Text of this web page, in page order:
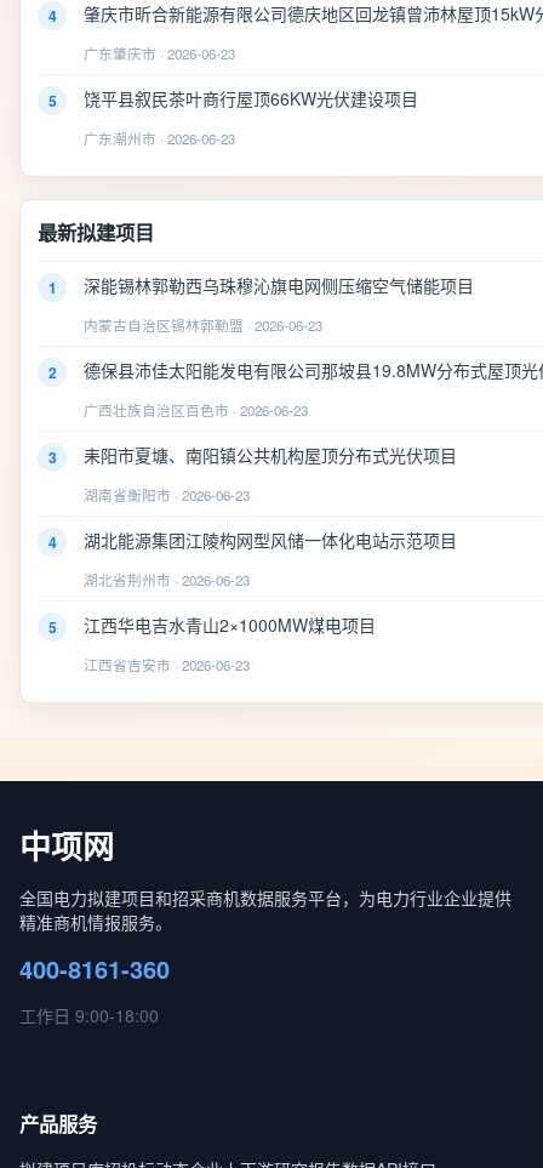
4 肇庆市昕合新能源有限公司德庆地区回龙镇曾沛林屋顶15kW
广东肇庆市 · 2026-06-23
5 饶平县叙民茶叶商行屋顶66KW光伏建设项目
广东潮州市 · 2026-06-23
最新拟建项目
1 深能锡林郭勒西乌珠穆沁旗电网侧压缩空气储能项目
内蒙古自治区锡林郭勒盟 · 2026-06-23
2 德保县沛佳太阳能发电有限公司那坡县19.8MW分布式屋顶
广西壮族自治区百色市 · 2026-06-23
3 耒阳市夏塘、南阳镇公共机构屋顶分布式光伏项目
湖南省衡阳市 · 2026-06-23
4 湖北能源集团江陵构网型风储一体化电站示范项目
湖北省荆州市 · 2026-06-23
5 江西华电吉水青山2×1000MW煤电项目
江西省吉安市 · 2026-06-23
中项网
全国电力拟建项目和招采商机数据服务平台，为电力行业企业提供
精准商机情报服务。
400-8161-360
工作日 9:00-18:00
产品服务